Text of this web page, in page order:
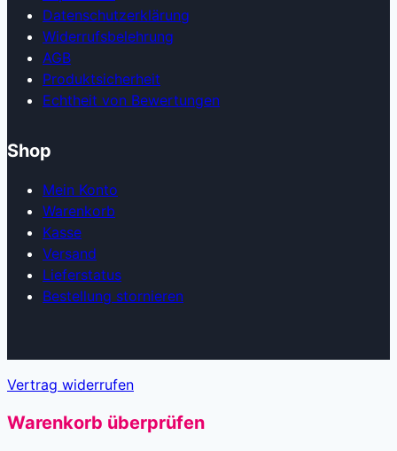
Datenschutzerklärung
Widerrufsbelehrung
AGB
Produkt­sicherheit
Echtheit von Bewertungen
Shop
Mein Konto
Warenkorb
Kasse
Versand
Lieferstatus
Bestellung stornieren
Vertrag widerrufen
Warenkorb überprüfen